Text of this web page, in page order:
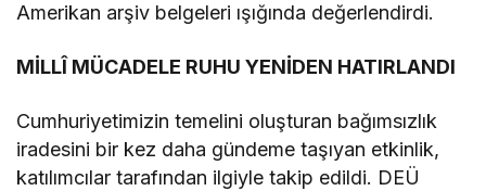
Amerikan arşiv belgeleri ışığında değerlendirdi.
MİLLÎ MÜCADELE RUHU YENİDEN HATIRLANDI
Cumhuriyetimizin temelini oluşturan bağımsızlık
iradesini bir kez daha gündeme taşıyan etkinlik,
katılımcılar tarafından ilgiyle takip edildi. DEÜ